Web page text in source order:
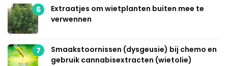
6
Extraatjes om wietplanten buiten mee te
verwennen
7
Smaakstoornissen (dysgeusie) bij chemo en
gebruik cannabisextracten (wietolie)